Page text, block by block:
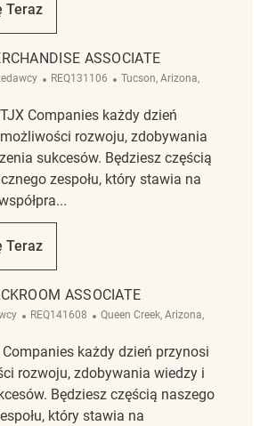
Merchandise Associate-Early Morning/Daytime
Teraz
Time Merchandise Associate-Early
ASSOCIATE
ReqId
REQ131106 Lokalizacja
Tucson, Arizona,
Companies każdy dzień
rozwoju, zdobywania
sukcesów. Będziesz częścią
zespołu, który stawia na
Merchandise Associate REQ131106
Teraz
Time Merchandise Associate
ASSOCIATE
ReqId
REQ141608 Lokalizacja
Queen Creek, Arizona,
każdy dzień przynosi
rozwoju, zdobywania wiedzy i
Będziesz częścią naszego
który stawia na